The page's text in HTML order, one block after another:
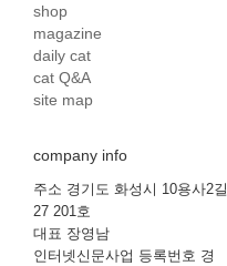
shop
magazine
daily cat
cat Q&A
site map
company info
주소 경기도 화성시 10용사2길
27 201호
대표 장영남
인터넷신문사업 등록번호 경